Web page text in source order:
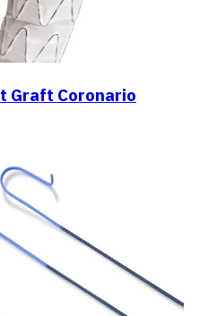
Graft Coronario